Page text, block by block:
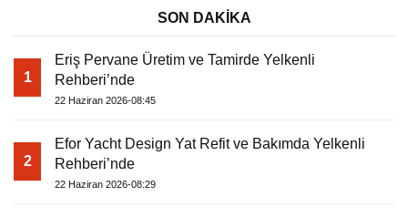
SON DAKİKA
1
Eriş Pervane Üretim ve Tamirde Yelkenli
Rehberi’nde
22 Haziran 2026-08:45
2
Efor Yacht Design Yat Refit ve Bakımda Yelkenli
Rehberi’nde
22 Haziran 2026-08:29